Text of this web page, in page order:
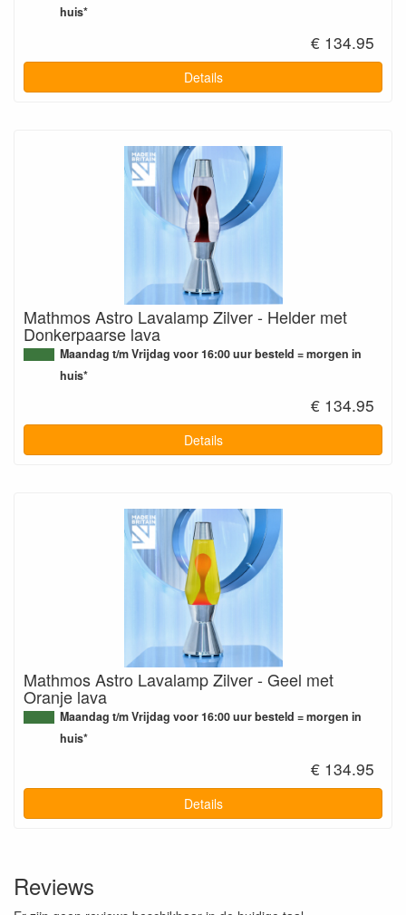
huis*
€ 134.95
Details
Mathmos Astro Lavalamp Zilver - Helder met
Donkerpaarse lava
Maandag t/m Vrijdag voor 16:00 uur besteld = morgen in
huis*
€ 134.95
Details
Mathmos Astro Lavalamp Zilver - Geel met
Oranje lava
Maandag t/m Vrijdag voor 16:00 uur besteld = morgen in
huis*
€ 134.95
Details
Reviews